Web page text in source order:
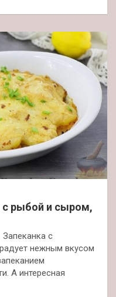
с рыбой и сыром,
с
нежным вкусом
А интересная